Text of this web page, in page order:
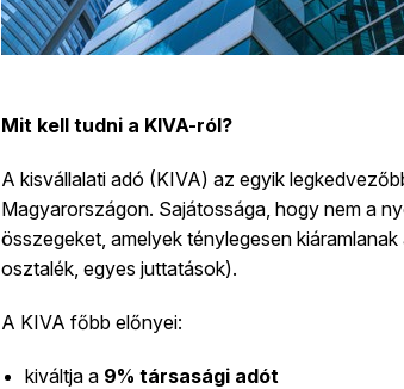
Mit kell tudni a KIVA-ról?
A kisvállalati adó (KIVA) az egyik
Magyarországon. Sajátossága, hogy nem a
összegeket, amelyek ténylegesen
osztalék, egyes juttatások).
A KIVA főbb előnyei:
kiváltja a 9% társasági adót